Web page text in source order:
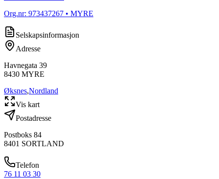
Org.nr: 973437267 • MYRE
Selskapsinformasjon
Adresse
Havnegata 39
8430 MYRE
Øksnes,Nordland
Vis kart
Postadresse
Postboks 84
8401 SORTLAND
Telefon
76 11 03 30